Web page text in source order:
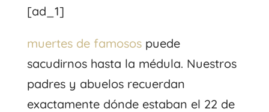
[ad_1]
muertes de famosos puede
sacudirnos hasta la médula. Nuestros
padres y abuelos recuerdan
exactamente dónde estaban el 22 de